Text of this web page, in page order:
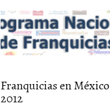
Franquicias en México
2012